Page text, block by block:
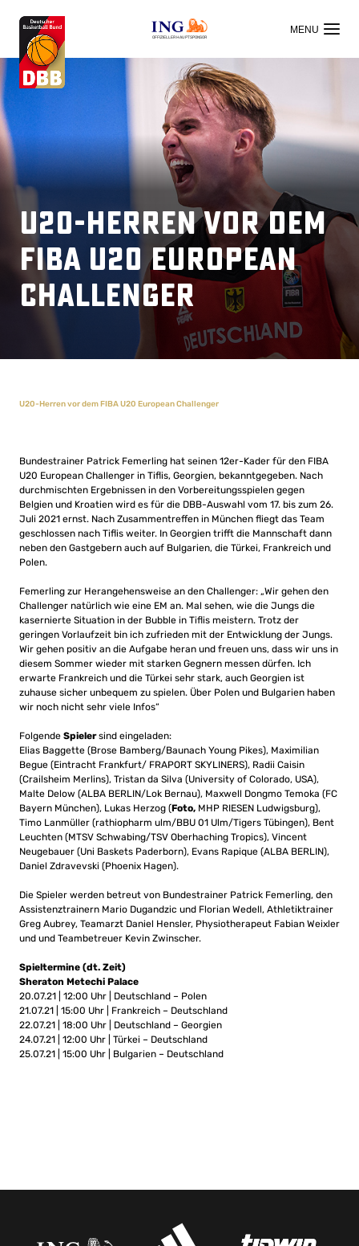
OFFIZIELLER HAUPTSPONSOR
U20-Herren vor dem
FIBA U20 European
Challenger
U20-Herren vor dem FIBA U20 European Challenger
Bundestrainer Patrick Femerling hat seinen 12er-Kader für den FIBA
U20 European Challenger in Tiflis, Georgien, bekanntgegeben. Nach
durchmischten Ergebnissen in den Vorbereitungsspielen gegen
Belgien und Kroatien wird es für die DBB-Auswahl vom 17. bis zum 26.
Juli 2021 ernst. Nach Zusammentreffen in München fliegt das Team
geschlossen nach Tiflis weiter. In Georgien trifft die Mannschaft dann
neben den Gastgebern auch auf Bulgarien, die Türkei, Frankreich und
Polen.
Femerling zur Herangehensweise an den Challenger: „Wir gehen den
Challenger natürlich wie eine EM an. Mal sehen, wie die Jungs die
kasernierte Situation in der Bubble in Tiflis meistern. Trotz der
geringen Vorlaufzeit bin ich zufrieden mit der Entwicklung der Jungs.
Wir gehen positiv an die Aufgabe heran und freuen uns, dass wir uns in
diesem Sommer wieder mit starken Gegnern messen dürfen. Ich
erwarte Frankreich und die Türkei sehr stark, auch Georgien ist
zuhause sicher unbequem zu spielen. Über Polen und Bulgarien haben
wir noch nicht sehr viele Infos“
Folgende Spielersind eingeladen:
Elias Baggette (Brose Bamberg/Baunach Young Pikes), Maximilian
Begue (Eintracht Frankfurt/ FRAPORT SKYLINERS), Radii Caisin
(Crailsheim Merlins), Tristan da Silva (University of Colorado, USA),
Malte Delow (ALBA BERLIN/Lok Bernau), Maxwell Dongmo Temoka (FC
Bayern München), Lukas Herzog (Foto, MHP RIESEN Ludwigsburg),
Timo Lanmüller (rathiopharm ulm/BBU 01 Ulm/Tigers Tübingen), Bent
Leuchten (MTSV Schwabing/TSV Oberhaching Tropics), Vincent
Neugebauer (Uni Baskets Paderborn), Evans Rapique (ALBA BERLIN),
Daniel Zdravevski (Phoenix Hagen).
Die Spieler werden betreut von Bundestrainer Patrick Femerling, den
Assistenztrainern Mario Dugandzic und Florian Wedell, Athletiktrainer
Greg Aubrey, Teamarzt Daniel Hensler, Physiotherapeut Fabian Weixler
und und Teambetreuer Kevin Zwinscher.
Spieltermine (dt. Zeit)
Sheraton Metechi Palace
20.07.21 | 12:00 Uhr | Deutschland – Polen
21.07.21 | 15:00 Uhr | Frankreich – Deutschland
22.07.21 | 18:00 Uhr | Deutschland – Georgien
24.07.21 | 12:00 Uhr | Türkei – Deutschland
25.07.21 | 15:00 Uhr | Bulgarien – Deutschland